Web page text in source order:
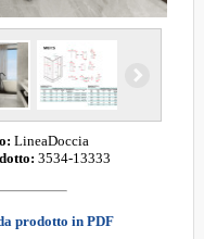
LineaDoccia
3534-13333
prodotto in PDF